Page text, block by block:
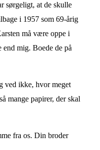
sørgeligt, at de skulle
i 1957 som 69-årig
må være oppe i
mig. Boede de på
ved ikke, hvor meget
mange papirer, der skal
fra os. Din broder